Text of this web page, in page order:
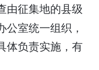
由征集地的县级
公室统一组织，
体负责实施，有